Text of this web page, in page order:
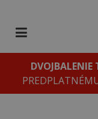
DVOJBALENIE